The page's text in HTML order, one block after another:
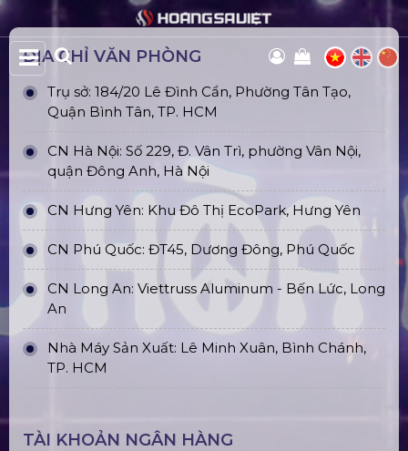
ĐỊA CHỈ VĂN PHÒNG
Trụ sở: 184/20 Lê Đình Cẩn, Phường Tân Tạo,
Quận Bình Tân, TP. HCM
CN Hà Nội: Số 229, Đ. Vân Trì, phường Vân Nội,
quận Đông Anh, Hà Nội
CN Hưng Yên: Khu Đô Thị EcoPark, Hưng Yên
CN Phú Quốc: ĐT45, Dương Đông, Phú Quốc
CN Long An: Viettruss Aluminum - Bến Lức, Long
An
Nhà Máy Sản Xuất: Lê Minh Xuân, Bình Chánh,
TP. HCM
TÀI KHOẢN NGÂN HÀNG